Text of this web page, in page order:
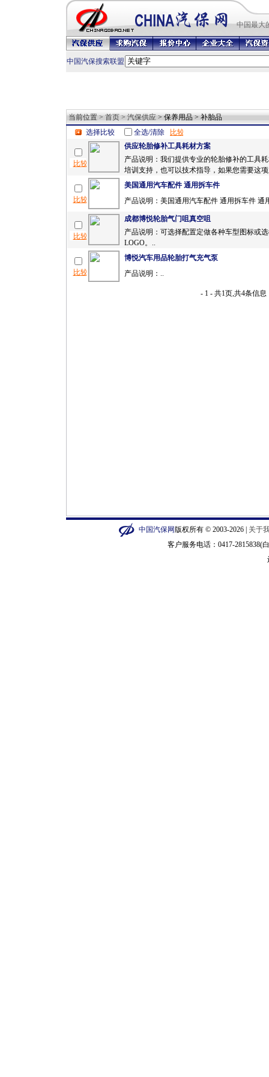
中国最大
中国汽保搜索联盟
当前位置 > 首页 > 汽保供应 > 保养用品 > 补胎品
选择比较
全选/清除
供应轮胎修补工具耗材方案
产品说明：我们提供专业的轮胎修补的工具
培训支持，也可以技术指导，如果您需要这
美国通用汽车配件 通用拆车件
产品说明：美国通用汽车配件 通用拆车件 通
成都博悦轮胎气门咀真空咀
产品说明：可选择配置定做各种车型图标或
LOGO。..
博悦汽车用品轮胎打气充气泵
产品说明：..
- 1 - 共1页,共4条信息
中国汽保网版权所有 © 2003-2026 | 关于
客户服务电话：0417-